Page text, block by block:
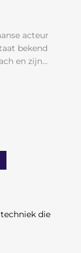
acteur
bekend
en zijn…
die